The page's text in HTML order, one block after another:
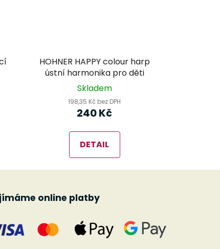
HOHNER HAPPY colour harp
ústní harmonika pro děti
Skladem
198,35 Kč bez DPH
240 Kč
DETAIL
online platby